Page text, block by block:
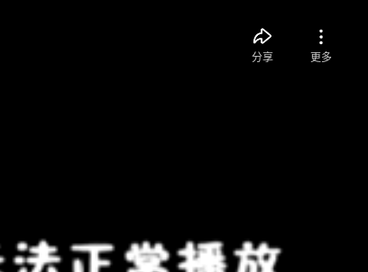
分享 更多